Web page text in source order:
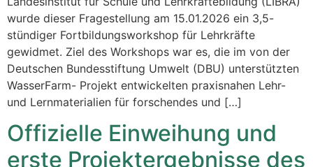
wurde dieser Fragestellung am 15.01.2026 ein 3,5-
stündiger Fortbildungsworkshop für Lehrkräfte
gewidmet. Ziel des Workshops war es, die im von der
Deutschen Bundesstiftung Umwelt (DBU) unterstützten
WasserFarm- Projekt entwickelten praxisnahen Lehr-
und Lernmaterialien für forschendes und […]
Offizielle Einweihung und
erste Projektergebnisse des